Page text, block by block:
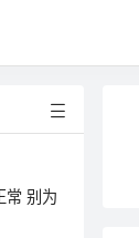
常 别为